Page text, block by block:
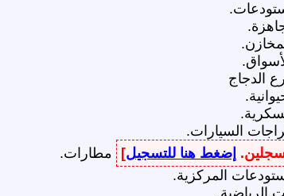
الدجاج
السيارات.
إضغط هنا للتسجيل]
مطارات.
المركزية.